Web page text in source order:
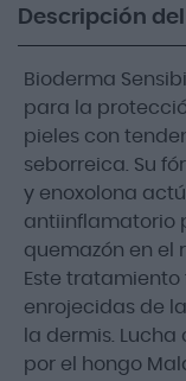
Descripción
Bioderma
para la
pieles con
seborreica. Su
y enoxolona
antiinflamatorio
quemazón en el
Este
enrojecidas de
la dermis.
por el hongo